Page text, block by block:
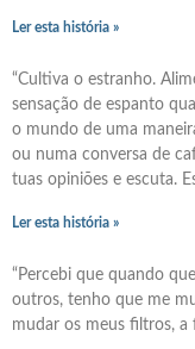
Ler esta história »
“Cultiva o estranho.
sensação de espanto
o mundo de uma
ou numa conversa de
tuas opiniões e escuta.
Ler esta história »
“Percebi que quando
outros, tenho que me
mudar os meus filtros, a